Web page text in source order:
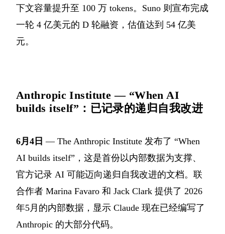
下文容量提升至 100 万 tokens。Suno 则宣布完成
一轮 4 亿美元的 D 轮融资，估值达到 54 亿美
元。
Anthropic Institute — “When AI
builds itself”：已记录的递归自我改进
6月4日 — The Anthropic Institute 发布了 “When
AI builds itself”，这是首份以内部数据为支撑、
官方记录 AI 可能迈向递归自我改进的文档。联
合作者 Marina Favaro 和 Jack Clark 提供了 2026
年5月的内部数据，显示 Claude 现在已经编写了
Anthropic 的大部分代码。